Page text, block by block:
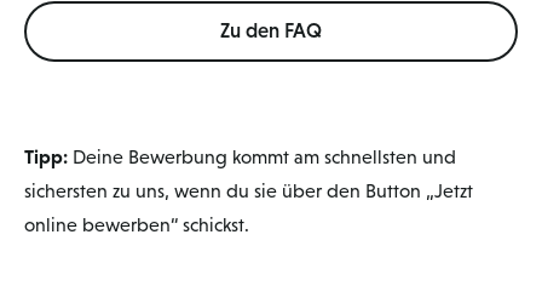
Zu den FAQ
Tipp: Deine Bewerbung kommt am schnellsten und
sichersten zu uns, wenn du sie über den Button „Jetzt
online bewerben“ schickst.